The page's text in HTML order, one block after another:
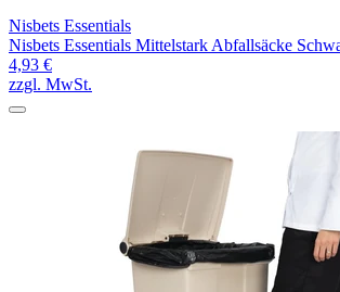
Nisbets Essentials
Nisbets Essentials Mittelstark Abfallsäcke
4,93 €
zzgl. MwSt.